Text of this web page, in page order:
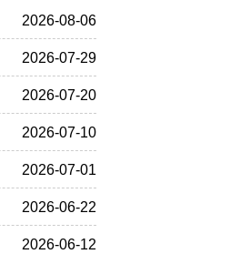
2026-08-06
2026-07-29
2026-07-20
2026-07-10
2026-07-01
2026-06-22
2026-06-12